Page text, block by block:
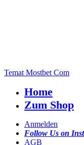
Temat Mostbet Com
Home
Zum Shop
Anmelden
Follow Us on
AGB